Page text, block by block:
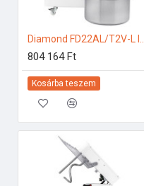
804 164 Ft
Kosárba teszem